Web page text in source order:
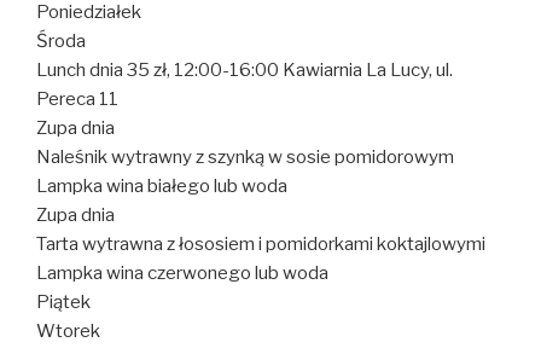
Poniedziałek
Środa
Lunch dnia 35 zł, 12:00-16:00 Kawiarnia La Lucy, ul.
Pereca 11
Zupa dnia
Naleśnik wytrawny z szynką w sosie pomidorowym
Lampka wina białego lub woda
Zupa dnia
Tarta wytrawna z łososiem i pomidorkami koktajlowymi
Lampka wina czerwonego lub woda
Piątek
Wtorek